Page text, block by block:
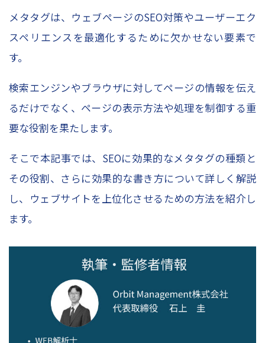
HOME
会社概要
採用情報
スポット診断お申込み
レポーティングサービスお申込み
Column
– SEO対策
– WEBマーケティング
– レポート作成
メタタグは、ウェブページのSEO対策やユーザーエク
スペリエンスを最適化するために欠かせない要素で
す。
検索エンジンやブラウザに対してページの情報を伝え
るだけでなく、ページの表示方法や処理を制御する重
要な役割を果たします。
そこで本記事では、SEOに効果的なメタタグの種類と
その役割、さらに効果的な書き方について詳しく解説
し、ウェブサイトを上位化させるための方法を紹介し
ます。